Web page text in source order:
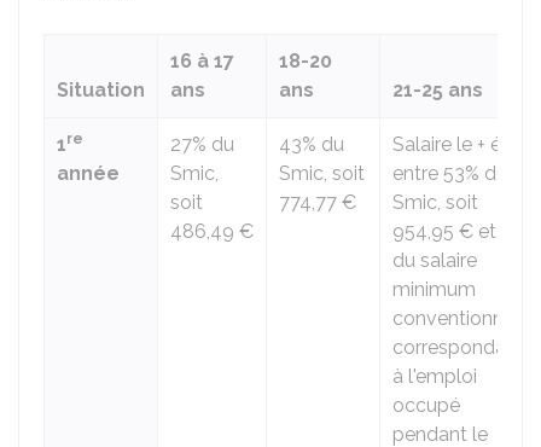
Situation
16 à 17
ans
18-20
ans
21-25 ans
1re
année
27% du
Smic,
soit
486,49 €
43% du
Smic, soit
774,77 €
Salaire le + élevé
entre 53% du
Smic, soit
954,95 € et 53%
du salaire
minimum
conventionnel
correspondant
à l'emploi
occupé
pendant le